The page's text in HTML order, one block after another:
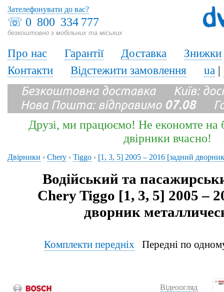
☏ 0 800 334 777
безкоштовно з мобільних та міських
Зателефонувати до вас?
Про нас Гарантії Доставка
Знижки
Контакти
Відстежити замовлення ua |
Безкоштовна доставка Київ:
Нова Пошта: відправимо 07.08
Друзі, ми працюємо! Не економте на
двірники вчасно!
Двірники › Chery › Tiggo › [1, 3, 5] 2005 – 2016 [задний
Водійський та
Chery Tiggo [1, 3, 5] 2005 –
дворник
Комплекти передніхПередні по
Відеоогляд